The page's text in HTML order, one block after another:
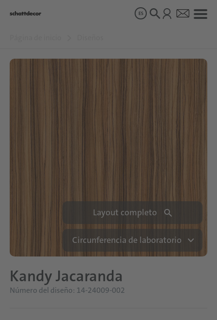
Productos
ES
Layout completo
Circunferencia de laboratorio
Kandy Jacaranda
Número del diseño: 14-24009-002